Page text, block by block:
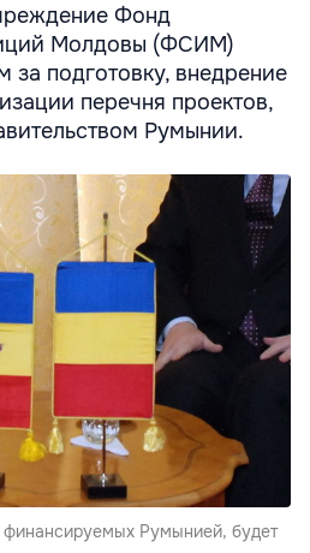
Фонд
Молдовы (ФСИМ)
за подготовку, внедрение
перечня проектов,
Румынии.
Румынией, будет